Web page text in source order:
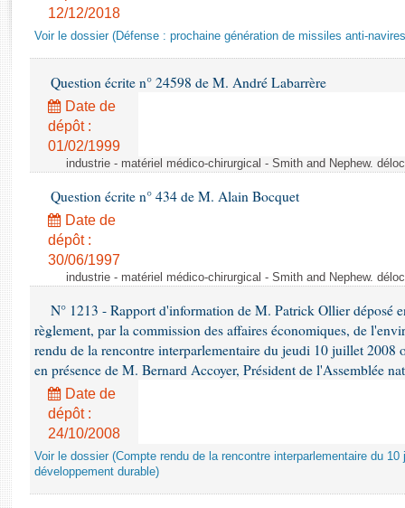
Rapports d'enquête
Dossiers législatifs
Budget et sécurité sociale
Questions écrites et orales
Comptes rendus des débats
12/12/2018
Voir le dossier (Défense : prochaine génération de missiles anti-
Question écrite n° 24598 de M. André Labarrère
Date de
dépôt :
01/02/1999
industrie - matériel médico-chirurgical - Smith and Nephew.
Question écrite n° 434 de M. Alain Bocquet
Date de
dépôt :
30/06/1997
industrie - matériel médico-chirurgical - Smith and Nephew.
N° 1213 - Rapport d'information de M. Patrick Ollier déposé
règlement, par la commission des affaires économiques, de
rendu de la rencontre interparlementaire du jeudi 10 juillet 2008
en présence de M. Bernard Accoyer, Président de l'Assemblée
Date de
dépôt :
24/10/2008
Voir le dossier (Compte rendu de la rencontre interparlementaire du
développement durable)